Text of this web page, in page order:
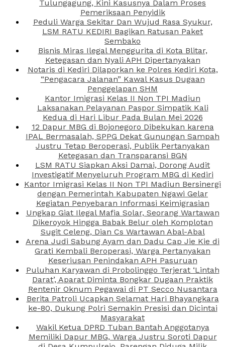
Tulungagung, Kini Kasusnya Dalam Proses
Pemeriksaan Penyidik
Peduli Warga Sekitar Dan Wujud Rasa Syukur,
LSM RATU KEDIRI Bagikan Ratusan Paket
Sembako
Bisnis Miras Ilegal Menggurita di Kota Blitar,
Ketegasan dan Nyali APH Dipertanyakan
Notaris di Kediri Dilaporkan ke Polres Kediri Kota,
“Pengacara Jalanan” Kawal Kasus Dugaan
Penggelapan SHM
Kantor Imigrasi Kelas II Non TPI Madiun
Laksanakan Pelayanan Paspor Simpatik Kali
Kedua di Hari Libur Pada Bulan Mei 2026
12 Dapur MBG di Bojonegoro Dibekukan karena
IPAL Bermasalah, SPPG Dekat Gunungan Sampah
Justru Tetap Beroperasi, Publik Pertanyakan
Ketegasan dan Transparansi BGN
LSM RATU Siapkan Aksi Damai, Dorong Audit
Investigatif Menyeluruh Program MBG di Kediri
Kantor Imigrasi Kelas II Non TPI Madiun Bersinergi
dengan Pemerintah Kabupaten Ngawi Gelar
Kegiatan Penyebaran Informasi Keimigrasian
Ungkap Giat Ilegal Mafia Solar, Seorang Wartawan
Dikeroyok Hingga Babak Belur oleh Komplotan
Sugit Celeng, Dian Cs Wartawan Abal-Abal
Arena Judi Sabung Ayam dan Dadu Cap Jie Kie di
Grati Kembali Beroperasi, Warga Pertanyakan
Keseriusan Penindakan APH Pasuruan
Puluhan Karyawan di Probolinggo Terjerat ‘Lintah
Darat’, Aparat Diminta Bongkar Dugaan Praktik
Rentenir Oknum Pegawai di PT Secco Nusantara
Berita Patroli Ucapkan Selamat Hari Bhayangkara
ke-80, Dukung Polri Semakin Presisi dan Dicintai
Masyarakat
Wakil Ketua DPRD Tuban Bantah Anggotanya
Memiliki Dapur MBG, Warga Justru Soroti Dapur